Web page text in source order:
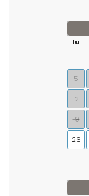
lu
5
12
19
26